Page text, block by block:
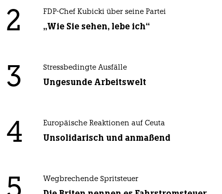
2 FDP-Chef Kubicki über seine Partei
„Wie Sie sehen, lebe ich“
3 Stressbedingte Ausfälle
Ungesunde Arbeitswelt
4 Europäische Reaktionen auf Ceuta
Unsolidarisch und anmaßend
Wegbrechende Spritsteuer